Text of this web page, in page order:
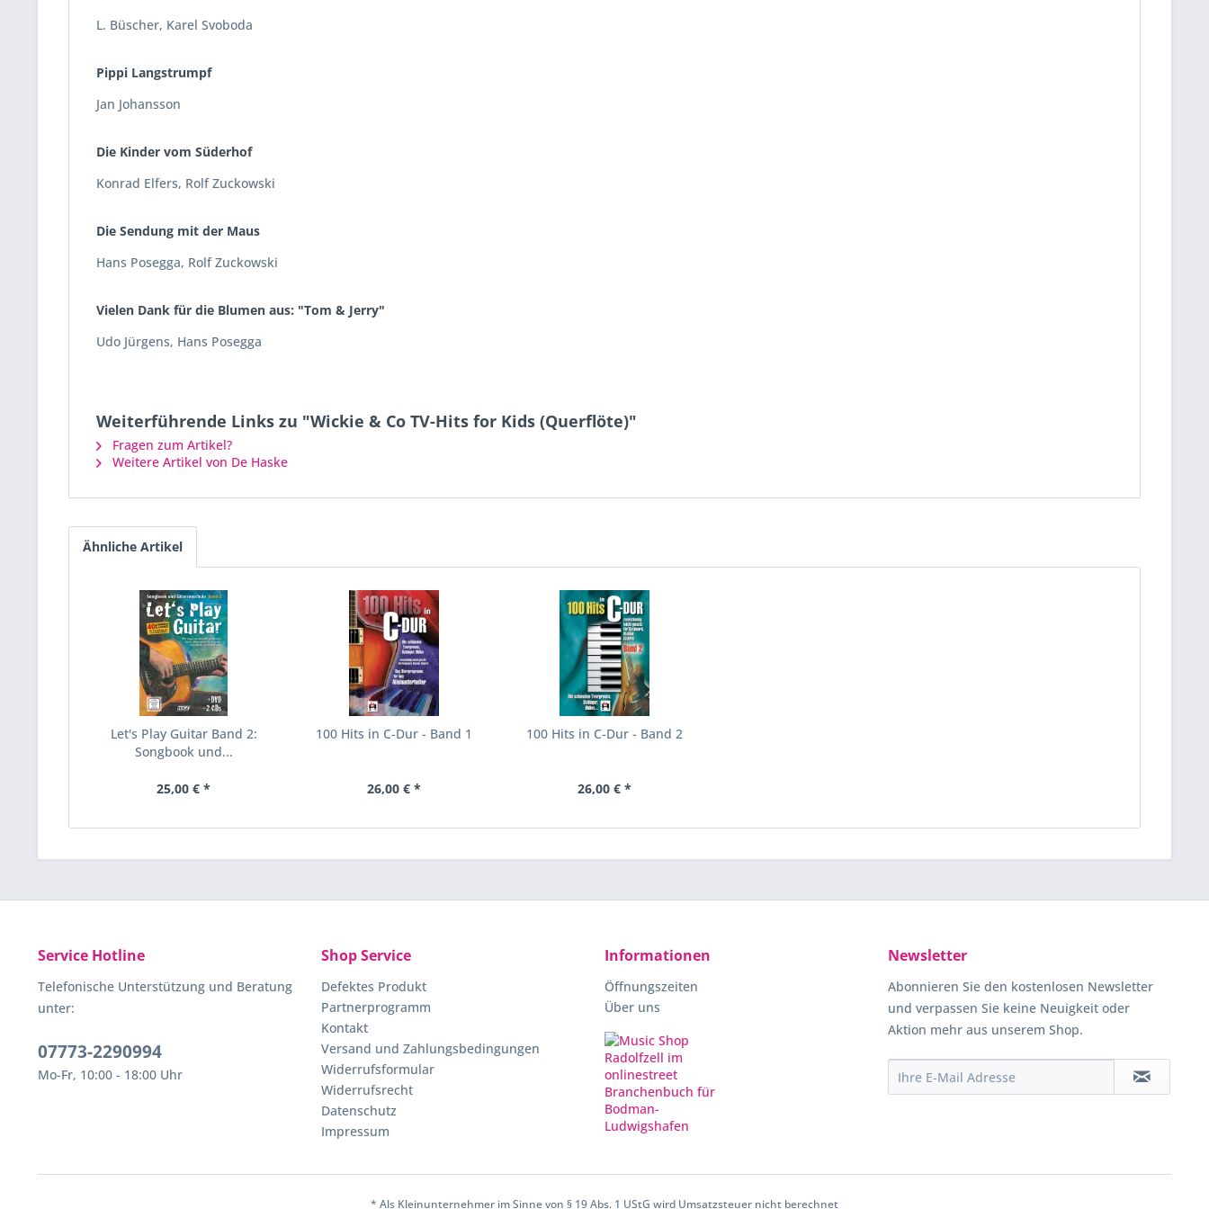
L. Büscher, Karel Svoboda
Pippi Langstrumpf
Jan Johansson
Die Kinder vom Süderhof
Konrad Elfers, Rolf Zuckowski
Die Sendung mit der Maus
Hans Posegga, Rolf Zuckowski
Vielen Dank für die Blumen aus: "Tom & Jerry"
Udo Jürgens, Hans Posegga
Weiterführende Links zu "Wickie & Co TV-Hits for Kids (Querflöte)"
Fragen zum Artikel?
Weitere Artikel von De Haske
Ähnliche Artikel
Let's Play Guitar Band 2:
Songbook und...
25,00 € *
100 Hits in C-Dur - Band 1
26,00 € *
100 Hits in C-Dur - Band 2
26,00 € *
Service Hotline
Telefonische Unterstützung und Beratung
unter:
07773-2290994
Mo-Fr, 10:00 - 18:00 Uhr
Shop Service
Defektes Produkt
Partnerprogramm
Kontakt
Versand und Zahlungsbedingungen
Widerrufsformular
Widerrufsrecht
Datenschutz
Impressum
Informationen
Öffnungszeiten
Über uns
Newsletter
Abonnieren Sie den kostenlosen Newsletter
und verpassen Sie keine Neuigkeit oder
Aktion mehr aus unserem Shop.
* Als Kleinunternehmer im Sinne von § 19 Abs. 1 UStG wird Umsatzsteuer nicht berechnet